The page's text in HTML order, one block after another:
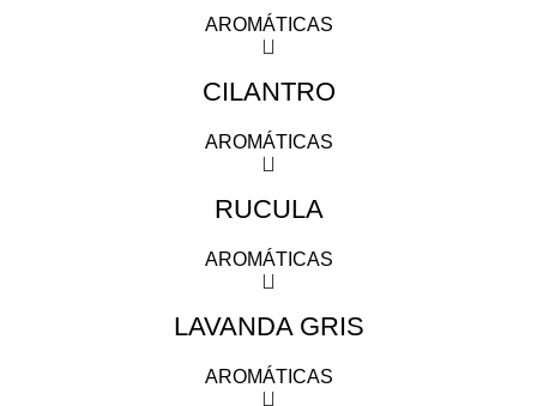
AROMÁTICAS
CILANTRO
AROMÁTICAS
RÚCULA
AROMÁTICAS
LAVANDA GRIS
AROMÁTICAS